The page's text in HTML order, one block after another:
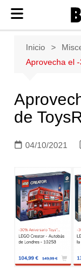
Wars,
Inicio
Aprovecha el
de
04/10/2021